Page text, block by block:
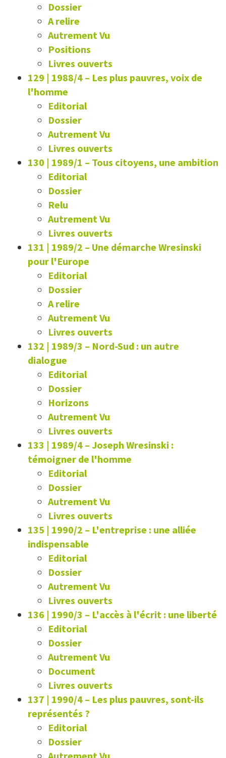
Dossier
A relire
Autrement Vu
Positions
Livres ouverts
129 | 1988/4 – Les plus pauvres, voix de
l'homme
Editorial
Dossier
Autrement Vu
Livres ouverts
130 | 1989/1 – Tous citoyens, une ambition
Editorial
Dossier
Relu
Autrement Vu
Livres ouverts
131 | 1989/2 – Une démarche Wresinski
pour l'Europe
Editorial
Dossier
A relire
Autrement Vu
Livres ouverts
132 | 1989/3 – Nord-Sud : un autre
dialogue
Editorial
Dossier
Horizons
Autrement Vu
Livres ouverts
133 | 1989/4 – Joseph Wresinski :
témoigner de l'homme
Editorial
Dossier
Autrement Vu
Livres ouverts
135 | 1990/2 – L'entreprise : une alliée
indispensable
Editorial
Dossier
Autrement Vu
Livres ouverts
136 | 1990/3 – L'accès à l'écrit : une liberté
Editorial
Dossier
Autrement Vu
Document
Livres ouverts
137 | 1990/4 – Les plus pauvres, sont-ils
représentés ?
Editorial
Dossier